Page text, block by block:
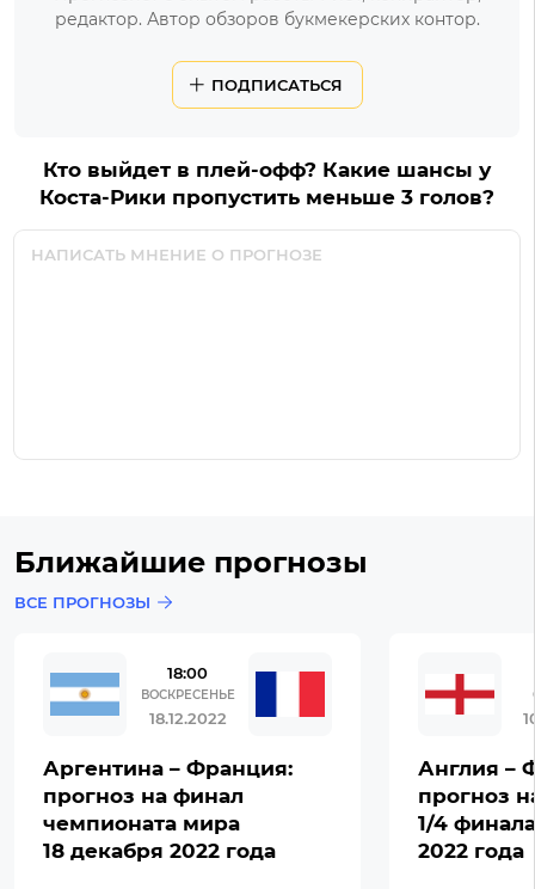
редактор. Автор обзоров букмекерских контор.
ПОДПИСАТЬСЯ
Кто выйдет в плей-офф? Какие шансы у
Коста-Рики пропустить меньше 3 голов?
Ближайшие прогнозы
ВСЕ ПРОГНОЗЫ
18:00
ВОСКРЕСЕНЬЕ
18.12.2022
Аргентина – Франция:
прогноз на финал
чемпионата мира
18 декабря 2022 года
Англия –
прогноз
1/4
2022 года